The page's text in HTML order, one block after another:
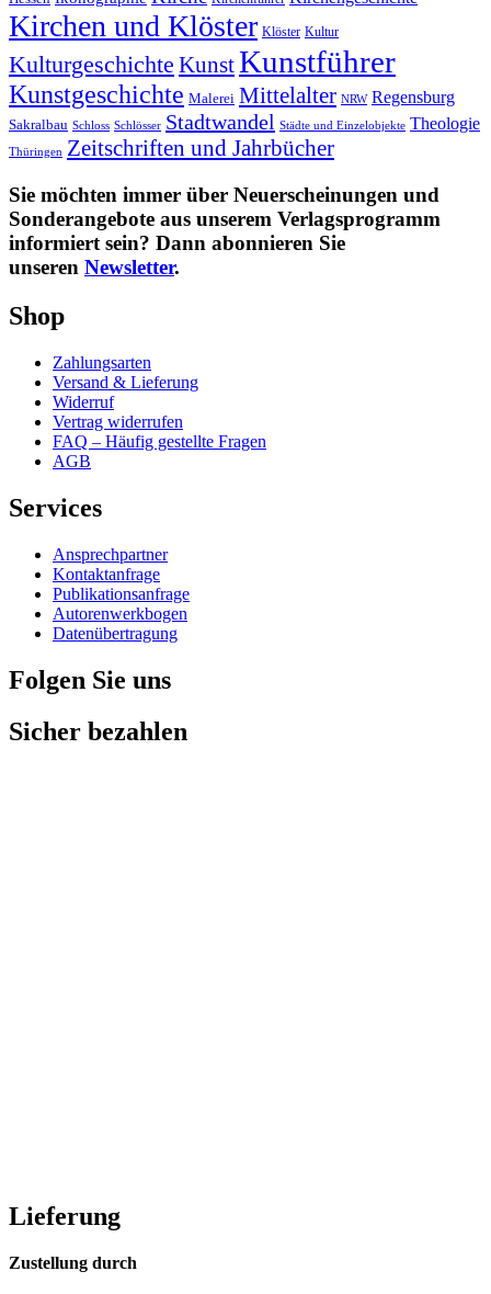
Kirchen und Klöster Klöster Kultur
Kulturgeschichte KunstKunstführer
Kunstgeschichte Malerei Mittelalter NRW Regensburg
Sakralbau Schloss Schlösser Stadtwandel Städte und Einzelobjekte Theologie
Thüringen Zeitschriften und Jahrbücher
Sie möchten immer über Neuerscheinungen und
Sonderangebote aus unserem Verlagsprogramm
informiert sein? Dann abonnieren Sie
unseren Newsletter.
Shop
Zahlungsarten
Versand & Lieferung
Widerruf
Vertrag widerrufen
FAQ – Häufig gestellte Fragen
AGB
Services
Ansprechpartner
Kontaktanfrage
Publikationsanfrage
Autorenwerkbogen
Datenübertragung
Folgen Sie uns
Sicher bezahlen
Lieferung
Zustellung durch